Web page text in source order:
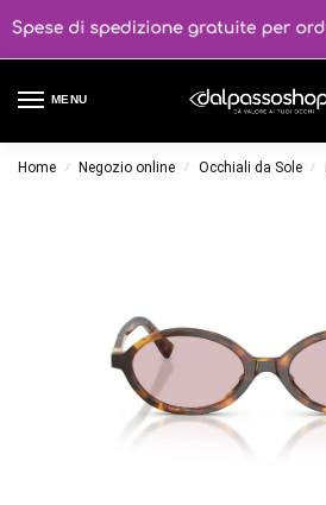
MENU
Home / Negozio online / Occhiali da Sole /